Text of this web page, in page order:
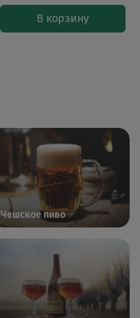
В корзину
Чешское пиво